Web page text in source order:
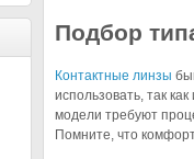
Подбор
Контактные линзы
использовать, так
модели требуют
Помните, что